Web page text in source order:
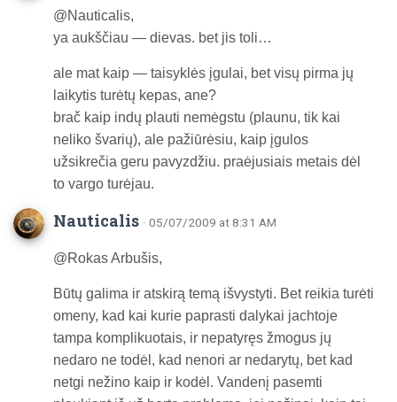
@Nauticalis,
ya aukščiau — dievas. bet jis toli…
ale mat kaip — taisyklės įgulai, bet visų pirma jų
laikytis turėtų kepas, ane?
brač kaip indų plauti nemėgstu (plaunu, tik kai
neliko švarių), ale pažiūrėsiu, kaip įgulos
užsikrečia geru pavyzdžiu. praėjusiais metais dėl
to vargo turėjau.
Nauticalis · 05/07/2009 at 8:31 AM
@Rokas Arbušis,
Būtų galima ir atskirą temą išvystyti. Bet reikia turėti
omeny, kad kai kurie paprasti dalykai jachtoje
tampa komplikuotais, ir nepatyręs žmogus jų
nedaro ne todėl, kad nenori ar nedarytų, bet kad
netgi nežino kaip ir kodėl. Vandenį pasemti